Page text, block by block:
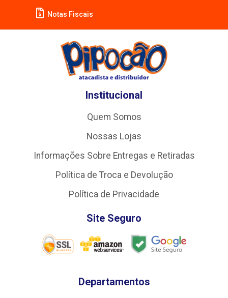
Notas Fiscais
Institucional
Quem Somos
Nossas Lojas
Informações Sobre Entregas e Retiradas
Política de Troca e Devolução
Política de Privacidade
Site Seguro
Departamentos